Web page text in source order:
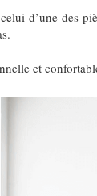
d’une des
et